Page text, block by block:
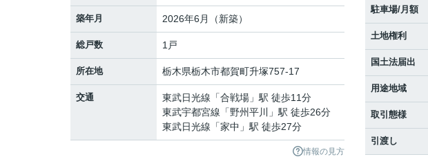
築年月 2026年6月（新築）
総戸数 1戸
所在地 栃木県栃木市都賀町升塚757-17
交通 東武日光線 「合戦場 」駅 徒歩11分
東武宇都宮線 「野州平川
」駅 徒歩26分
東武日光線 「家中 」駅 徒歩27分
情報の見方
駐車場/月額
土地権利
国土法届出
用途地域
取引態様
引渡し